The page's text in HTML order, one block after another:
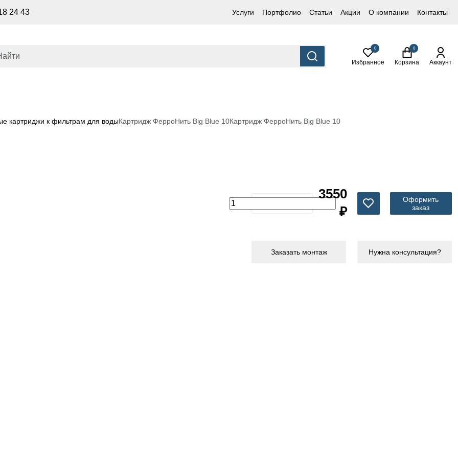
24 43 Услуги Портфолио Статьи Акции О компании Контакты
0
Избранное
0
Корзина Аккаунт
картриджи к фильтрам для водыКартридж ФерроНить Big Blue 10Картридж ФерроНить Big Blue 10
3550
₽
Оформить
заказ
Заказать монтаж Нужна консультация?